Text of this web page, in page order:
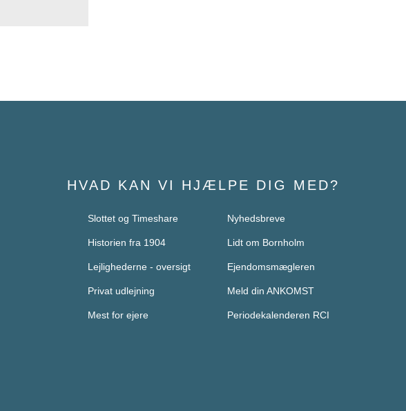
HVAD KAN VI HJÆLPE DIG MED?
Slottet og Timeshare​
Historien fra 1904
Lejlighederne - oversigt
Privat udlejning
Mest for ejere​
Nyhedsbreve​
Lidt om Bornholm
Ejendomsmægleren​
Meld din ANKOMST​
Periodekalenderen RCI​